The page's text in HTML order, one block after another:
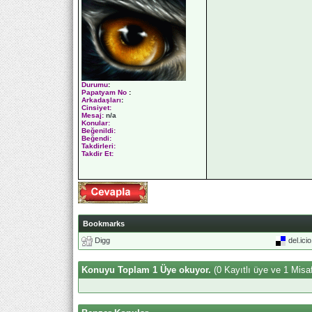
Durumu:
Papatyam No :
Arkadaşları:
Cinsiyet:
Mesaj: n/a
Konular:
Beğenildi:
Beğendi:
Takdirleri:
Takdir Et:
Bookmarks
Digg
Konuyu Toplam 1 Üye okuyor. (0 Kayıtlı üye ve 1